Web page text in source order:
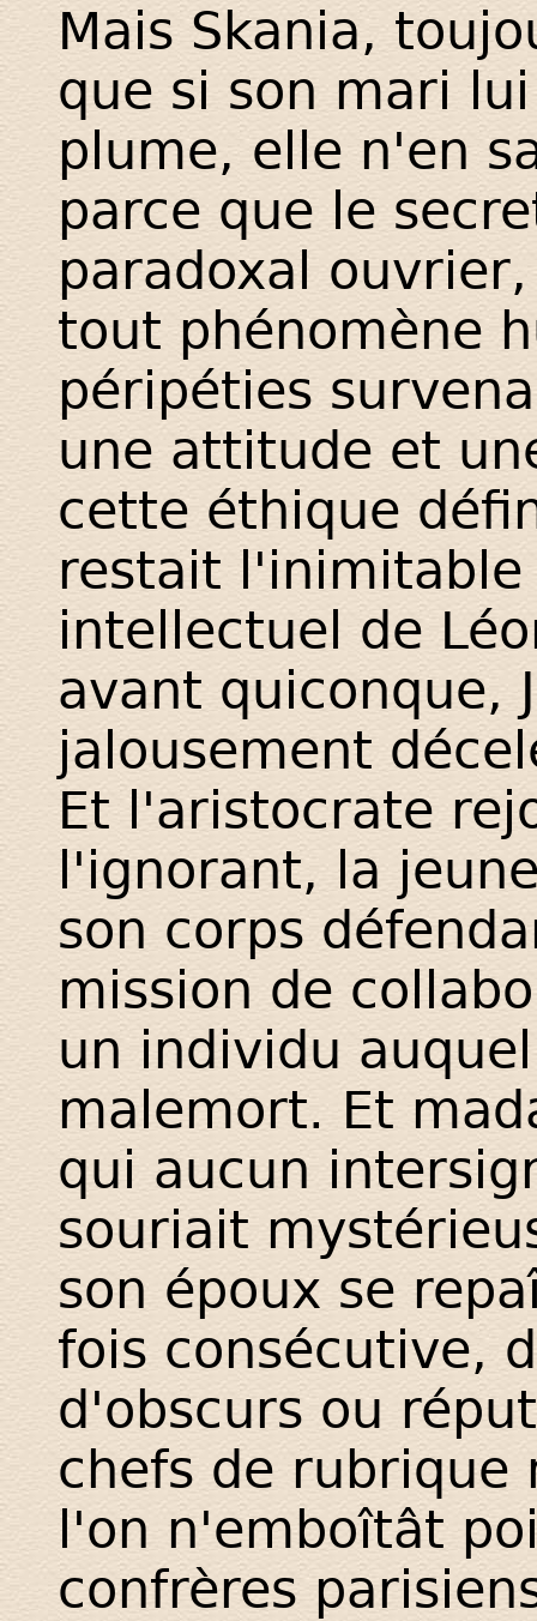
Mais Skania,
que si son mari
plume, elle n'en
parce que le
paradoxal
tout phénomène
péripéties
une attitude et
cette éthique
restait
intellectuel de
avant quiconque,
jalousement
Et l'aristocrate
l'ignorant, la
son corps
mission de
un individu
malemort. Et
qui aucun
souriait
son époux se
fois consécutive,
d'obscurs ou
chefs de rubrique
l'on n'emboîtât
confrères